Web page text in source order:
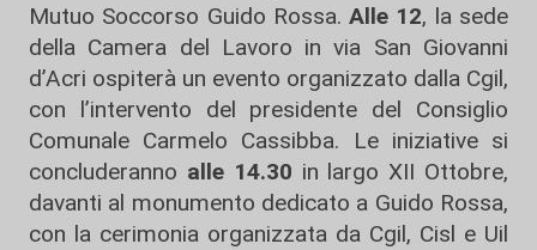
Mutuo Soccorso Guido Rossa.Alle 12, la sede
della Camera del Lavoro in via San Giovanni
d’Acri ospiterà un evento organizzato dalla Cgil,
con l’intervento del presidente del Consiglio
Comunale Carmelo Cassibba. Le iniziative si
concluderanno alle 14.30 in largo XII Ottobre,
davanti al monumento dedicato a Guido Rossa,
con la cerimonia organizzata da Cgil, Cisl e Uil